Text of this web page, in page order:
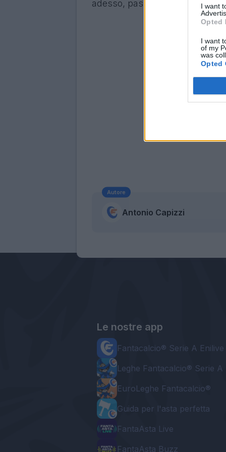
I want
Opted
I want
of my
was
Opted
adesso, passa in secondo
Autore
Antonio Capizzi
Le nostre app
Fantacalcio® Serie A Enilive
Leghe Fantacalcio® Serie A
EuroLeghe Fantacalcio®
Guida per l'asta perfetta
FantaAsta Live
FantaAsta Buzz